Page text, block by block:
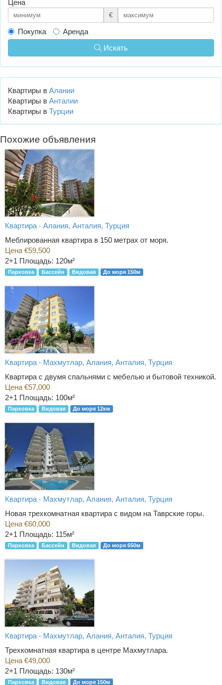
Цена
€
Покупка
Аренда
Искать
Квартиры в Алании
Квартиры в Анталии
Квартиры в Турции
Похожие объявления
Квартира - Алания, Анталия, Турция
Меблированная квартира в 150 метрах от моря.
Цена €59,500
2+1 Площадь: 120м²
Парковка Бассейн Видовая До моря 150м
Квартира - Махмутлар, Алания, Анталия, Турция
Квартира с двумя спальнями с мебелью и бытовой техникой.
Цена €57,000
2+1 Площадь: 100м²
Парковка Видовая До моря 12км
Квартира - Махмутлар, Алания, Анталия, Турция
Новая трехкомнатная квартира с видом на Таврские горы.
Цена €60,000
2+1 Площадь: 115м²
Парковка Бассейн Видовая До моря 650м
Квартира - Махмутлар, Алания, Анталия, Турция
Трехкомнатная квартира в центре Махмутлара.
Цена €49,000
2+1 Площадь: 130м²
Парковка Видовая До моря 150м